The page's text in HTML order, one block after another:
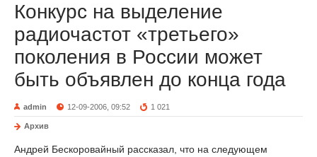
Конкурс на выделение
радиочастот «третьего»
поколения в России может
быть объявлен до конца года
admin 12-09-2006, 09:52 1 021
Архив
Андрей Бескоровайный рассказал, что на следующем